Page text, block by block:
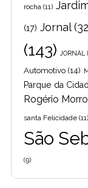
rocha (11)
(17) Jornal
(143)
JORNAL
Automotivo (14)
Parque da
Rogério
santa Felicidade (11)
São
(9)